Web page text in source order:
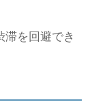
滞を回避でき